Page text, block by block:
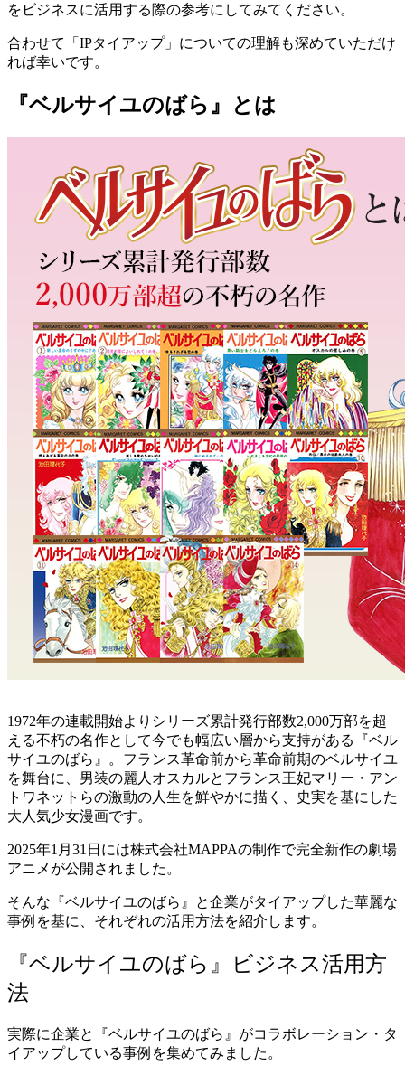
をビジネスに活用する際の参考にしてみてください。
合わせて「IPタイアップ」についての理解も深めていただけ
れば幸いです。
『ベルサイユのばら』とは
1972年の連載開始よりシリーズ累計発行部数2,000万部を超
える不朽の名作として今でも幅広い層から支持がある『ベル
サイユのばら』。フランス革命前から革命前期のベルサイユ
を舞台に、男装の麗人オスカルとフランス王妃マリー・アン
トワネットらの激動の人生を鮮やかに描く、史実を基にした
大人気少女漫画です。
2025年1月31日には株式会社MAPPAの制作で完全新作の劇場
アニメが公開されました。
そんな『ベルサイユのばら』と企業がタイアップした華麗な
事例を基に、それぞれの活用方法を紹介します。
『ベルサイユのばら』ビジネス活用方
法
実際に企業と『ベルサイユのばら』がコラボレーション・タ
イアップしている事例を集めてみました。